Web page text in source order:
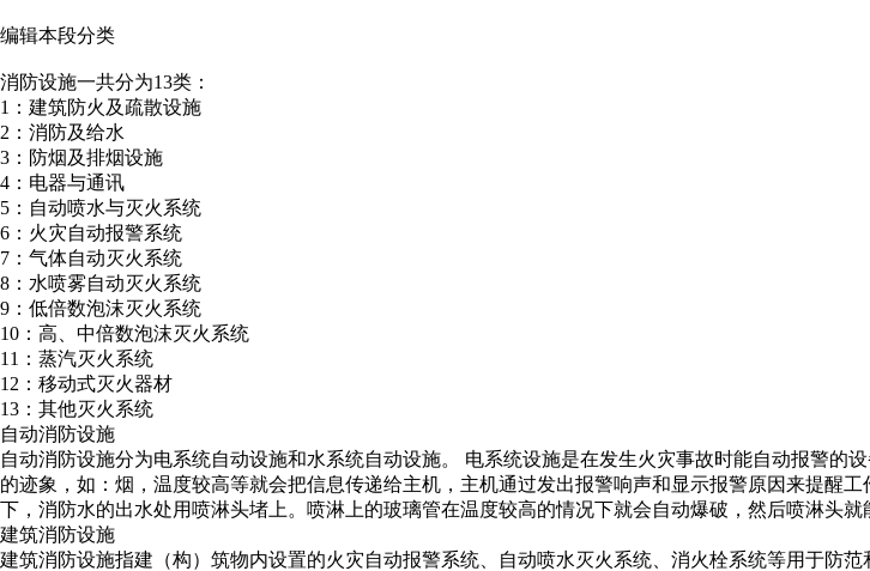
编辑本段分类
消防设施一共分为13类：
1：建筑防火及疏散设施
2：消防及给水
3：防烟及排烟设施
4：电器与通讯
5：自动喷水与灭火系统
6：火灾自动报警系统
7：气体自动灭火系统
8：水喷雾自动灭火系统
9：低倍数泡沫灭火系统
10：高、中倍数泡沫灭火系统
11：蒸汽灭火系统
12：移动式灭火器材
13：其他灭火系统
自动消防设施
自动消防设施分为电系统自动设施和水系统自动设施。 电系统设施是在发生火灾事故时能自动报警
的迹象，如：烟，温度较高等就会把信息传递给主机，主机通过发出报警响声和显示报警原因来提醒
下，消防水的出水处用喷淋头堵上。喷淋上的玻璃管在温度较高的情况下就会自动爆破，然后喷淋头就
建筑消防设施
建筑消防设施指建（构）筑物内设置的火灾自动报警系统、自动喷水灭火系统、消火栓系统等用于防